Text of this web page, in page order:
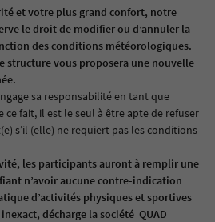
et votre plus grand confort, notre
le droit de modifier ou d’annuler la
des conditions météorologiques.
structure vous proposera une nouvelle
sa responsabilité en tant que
ce fait, il est le seul à être apte de refuser
s’il (elle) ne requiert pas les conditions
les participants auront à remplir une
n’avoir aucune contre-indication
d’activités physiques et sportives
inexact, décharge la société QUAD